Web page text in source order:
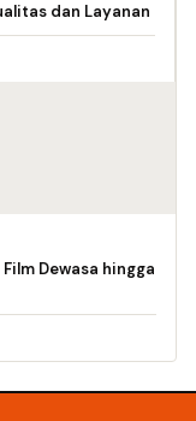
dan Layanan
Dewasa hingga